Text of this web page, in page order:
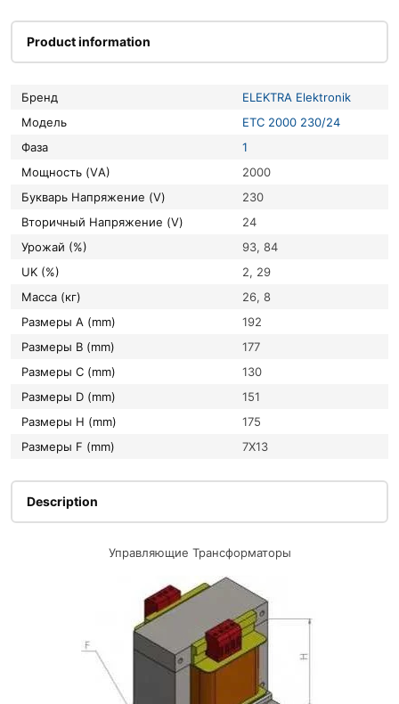
Product information
Бренд
ELEKTRA Elektronik
Модель
ETC 2000 230/24
Фаза
1
Мощность (VА)
2000
букварь Напряжение (V)
230
вторичный Напряжение (V)
24
Урожай (%)
93, 84
UK (%)
2, 29
Масса (кг)
26, 8
Размеры A (mm)
192
Размеры B (mm)
177
Размеры C (mm)
130
Размеры D (mm)
151
Размеры H (mm)
175
Размеры F (mm)
7X13
Description
Управляющие Трансформаторы